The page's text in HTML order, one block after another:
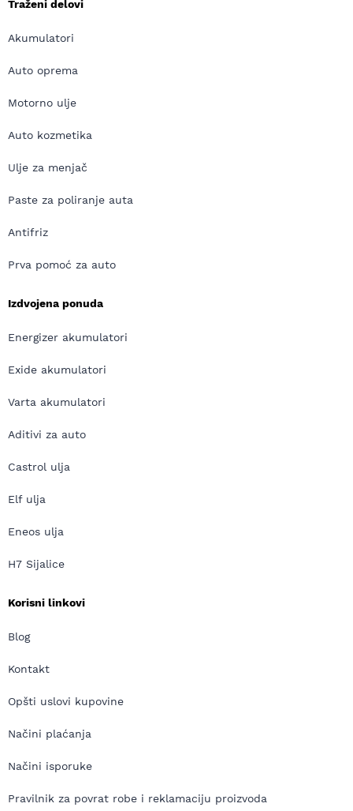
Traženi delovi
Akumulatori
Auto oprema
Motorno ulje
Auto kozmetika
Ulje za menjač
Paste za poliranje auta
Antifriz
Prva pomoć za auto
Izdvojena ponuda
Energizer akumulatori
Exide akumulatori
Varta akumulatori
Aditivi za auto
Castrol ulja
Elf ulja
Eneos ulja
H7 Sijalice
Korisni linkovi
Blog
Kontakt
Opšti uslovi kupovine
Načini plaćanja
Načini isporuke
Pravilnik za povrat robe i reklamaciju proizvoda